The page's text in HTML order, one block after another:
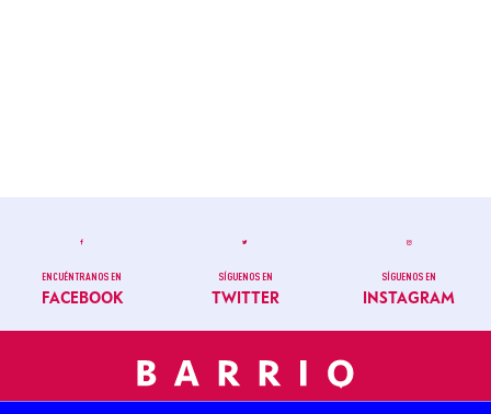
ENCUÉNTRANOS EN
FACEBOOK
SÍGUENOS EN
TWITTER
SÍGUENOS EN
INSTAGRAM